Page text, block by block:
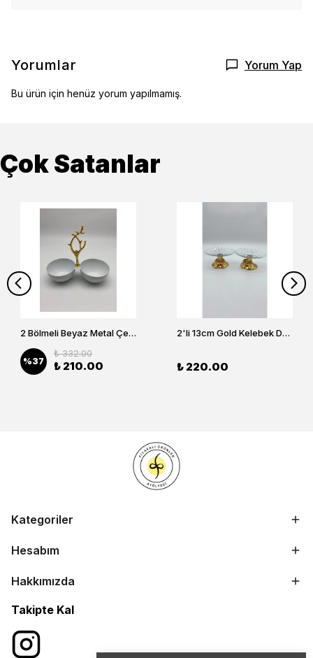
Yorumlar Yorum Yap
Bu ürün için henüz yorum yapılmamış.
Çok Satanlar
2 Bölmeli Beyaz Metal Çerezlik, Altın Dallı Çerez Tabağı
%37
₺ 332.00
₺ 210.00
2'li 13cm Gold Kelebek Detaylı Metal Ayaklı Cam Lokumluk , Sunumluk , Şekerlik, Çerezlik
₺ 220.00
Kategoriler
Hesabım
Hakkımızda
Takipte Kal